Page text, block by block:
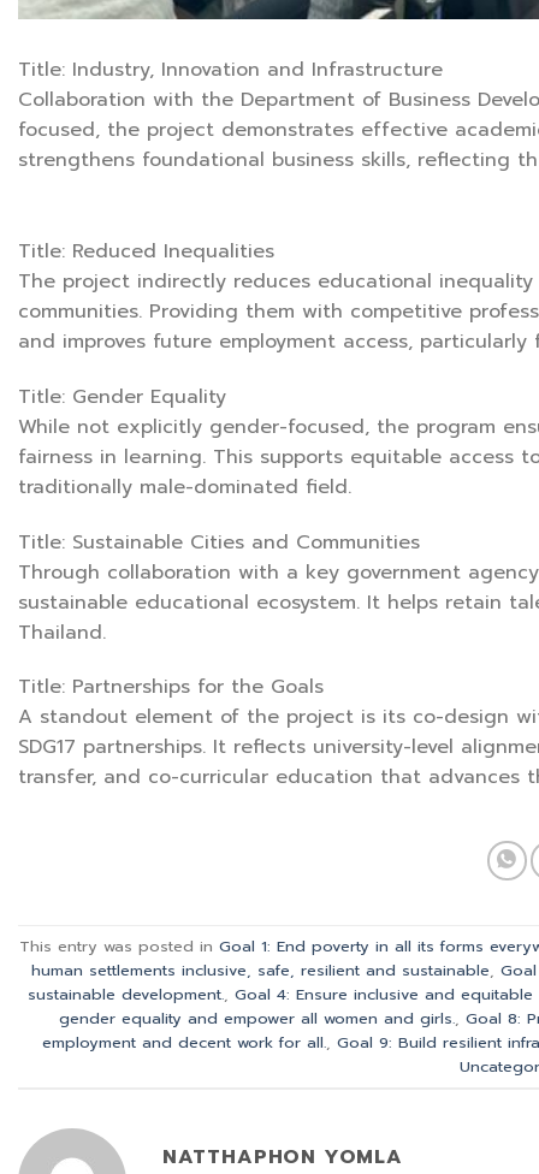
Title: Industry, Innovation and Infrastructure
Collaboration with the Department of Business
focused, the project demonstrates effective
strengthens foundational business skills, reflecting
Title: Reduced Inequalities
The project indirectly reduces educational
communities. Providing them with competitive
and improves future employment access,
Title: Gender Equality
While not explicitly gender-focused, the program
fairness in learning. This supports equitable
traditionally male-dominated field.
Title: Sustainable Cities and Communities
Through collaboration with a key government
sustainable educational ecosystem. It helps retain
Thailand.
Title: Partnerships for the Goals
A standout element of the project is its co-design
SDG17 partnerships. It reflects university-level
transfer, and co-curricular education that advances
This entry was posted in Goal 1: End poverty in all its forms
human settlements inclusive, safe, resilient and sustainable,
sustainable development., Goal 4: Ensure inclusive and
gender equality and empower all women and girls., Goal 8:
employment and decent work for all., Goal 9: Build resilient
NATTHAPHON YOMLA